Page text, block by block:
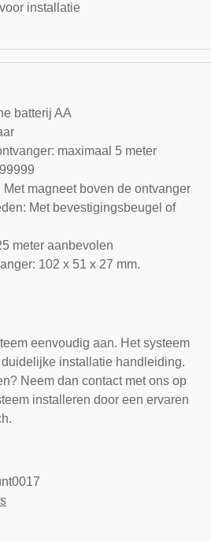
installatie
batterij AA
maximaal 5 meter
magneet boven de ontvanger
Met bevestigingsbeugel of
meter aanbevolen
102 x 51 x 27 mm.
eenvoudig aan. Het systeem
installatie handleiding.
Neem dan contact met ons op
installeren door een ervaren